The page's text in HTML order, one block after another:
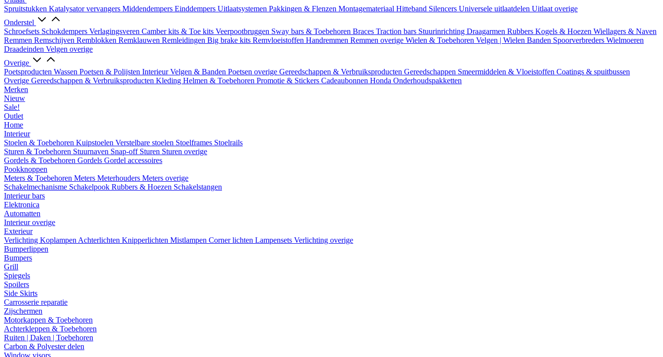
Spruitstukken Katalysator vervangers Middendempers Einddempers Uitlaatsystemen Pakkingen & Flenzen Montagemateriaal Hitteband Silencers Universele uitlaatdelen Uitlaat overige
Onderstel
Schroefsets Schokdempers Verlagingsveren Camber kits & Toe kits Veerpootbruggen Sway bars & Toebehoren Braces Traction bars Stuurinrichting Draagarmen Rubbers Kogels & Hoezen Wiellagers & Naven
Remmen Remschijven Remblokken Remklauwen Remleidingen Big brake kits Remvloeistoffen Handremmen Remmen overige Wielen & Toebehoren Velgen | Wielen Banden Spoorverbreders Wielmoeren
Draadeinden Velgen overige
Overige
Poetsproducten Wassen Poetsen & Polijsten InterieurVelgen & Banden Poetsen overige Gereedschappen & Verbruiksproducten Gereedschappen Smeermiddelen & Vloeistoffen Coatings & spuitbussen
Overige Gereedschappen & Verbruiksproducten Kleding Helmen & Toebehoren Promotie & Stickers Cadeaubonnen Honda Onderhoudspakketten
Merken
Nieuw
Sale!
Outlet
Home
Interieur
Stoelen & Toebehoren Kuipstoelen Verstelbare stoelen Stoelframes Stoelrails
Sturen & Toebehoren Stuurnaven Snap-off Sturen Sturen overige
Gordels & Toebehoren Gordels Gordel accessoires
Pookknoppen
Meters & Toebehoren Meters Meterhouders Meters overige
Schakelmechanisme Schakelpook Rubbers & Hoezen Schakelstangen
Interieur bars
Elektronica
Automatten
Interieur overige
Exterieur
Verlichting Koplampen Achterlichten Knipperlichten Mistlampen Corner lichten Lampensets Verlichting overige
Bumperlippen
Bumpers
Grill
Spiegels
Spoilers
Side Skirts
Carrosserie reparatie
Zijschermen
Motorkappen & Toebehoren
Achterkleppen & Toebehoren
Ruiten | Daken | Toebehoren
Carbon & Polyester delen
Window visors